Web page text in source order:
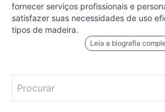
fornecer serviços profissionais e
satisfazer suas necessidades de uso
tipos de madeira.
Leia a biografia